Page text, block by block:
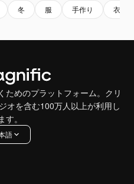
冬 服 手作り 衣類
ためのプラットフォーム。クリ
オを含む100万人以上が利用し
す。
語